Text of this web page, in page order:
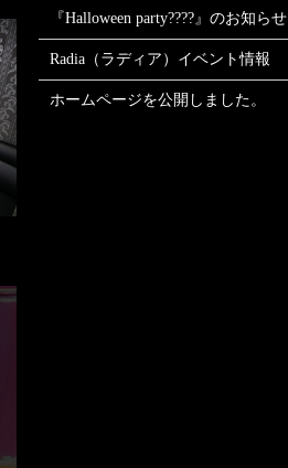
『Halloween party????』のお知らせ
Radia（ラディア）イベント情報
ホームページを公開しました。